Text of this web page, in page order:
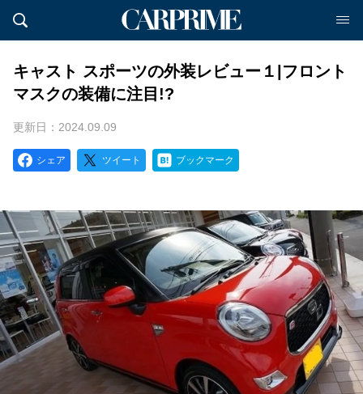
キャスト スポーツの外装レビュー１|フロント
マスクの装備に注目!?
更新日：2024.09.09
シェア ツイート ブックマーク